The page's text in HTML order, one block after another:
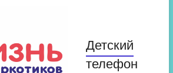
Детский
телефон